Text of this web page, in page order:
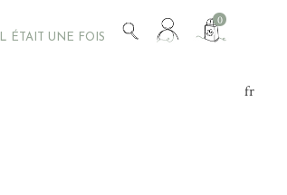
fr
IL ÉTAIT UNE FOIS
Mon
compte
0